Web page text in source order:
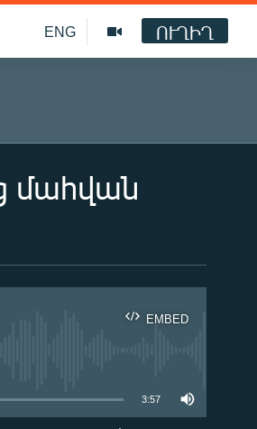
ENG ՈՒՂԻՂ
մահվան
EMBED
3:57